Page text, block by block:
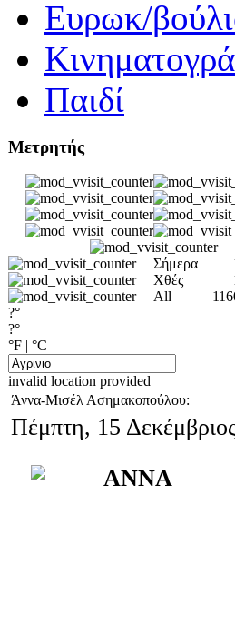
Ευρωκ/
Παιδί
Μετρητής
Σήμερα
Χθές
All
?°
?°
°F | °C
invalid location provided
Άννα-Μισέλ Ασημακοπούλου:
Πέμπτη, 15